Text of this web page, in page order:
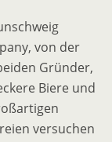
von der
Gründer,
Biere und
versuchen